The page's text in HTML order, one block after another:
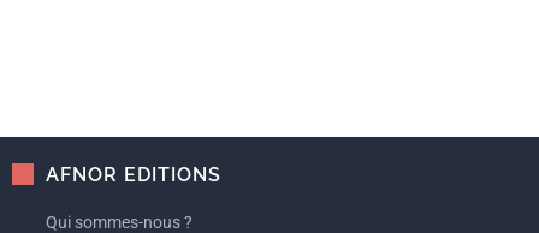
AFNOR EDITIONS
Qui sommes-nous ?